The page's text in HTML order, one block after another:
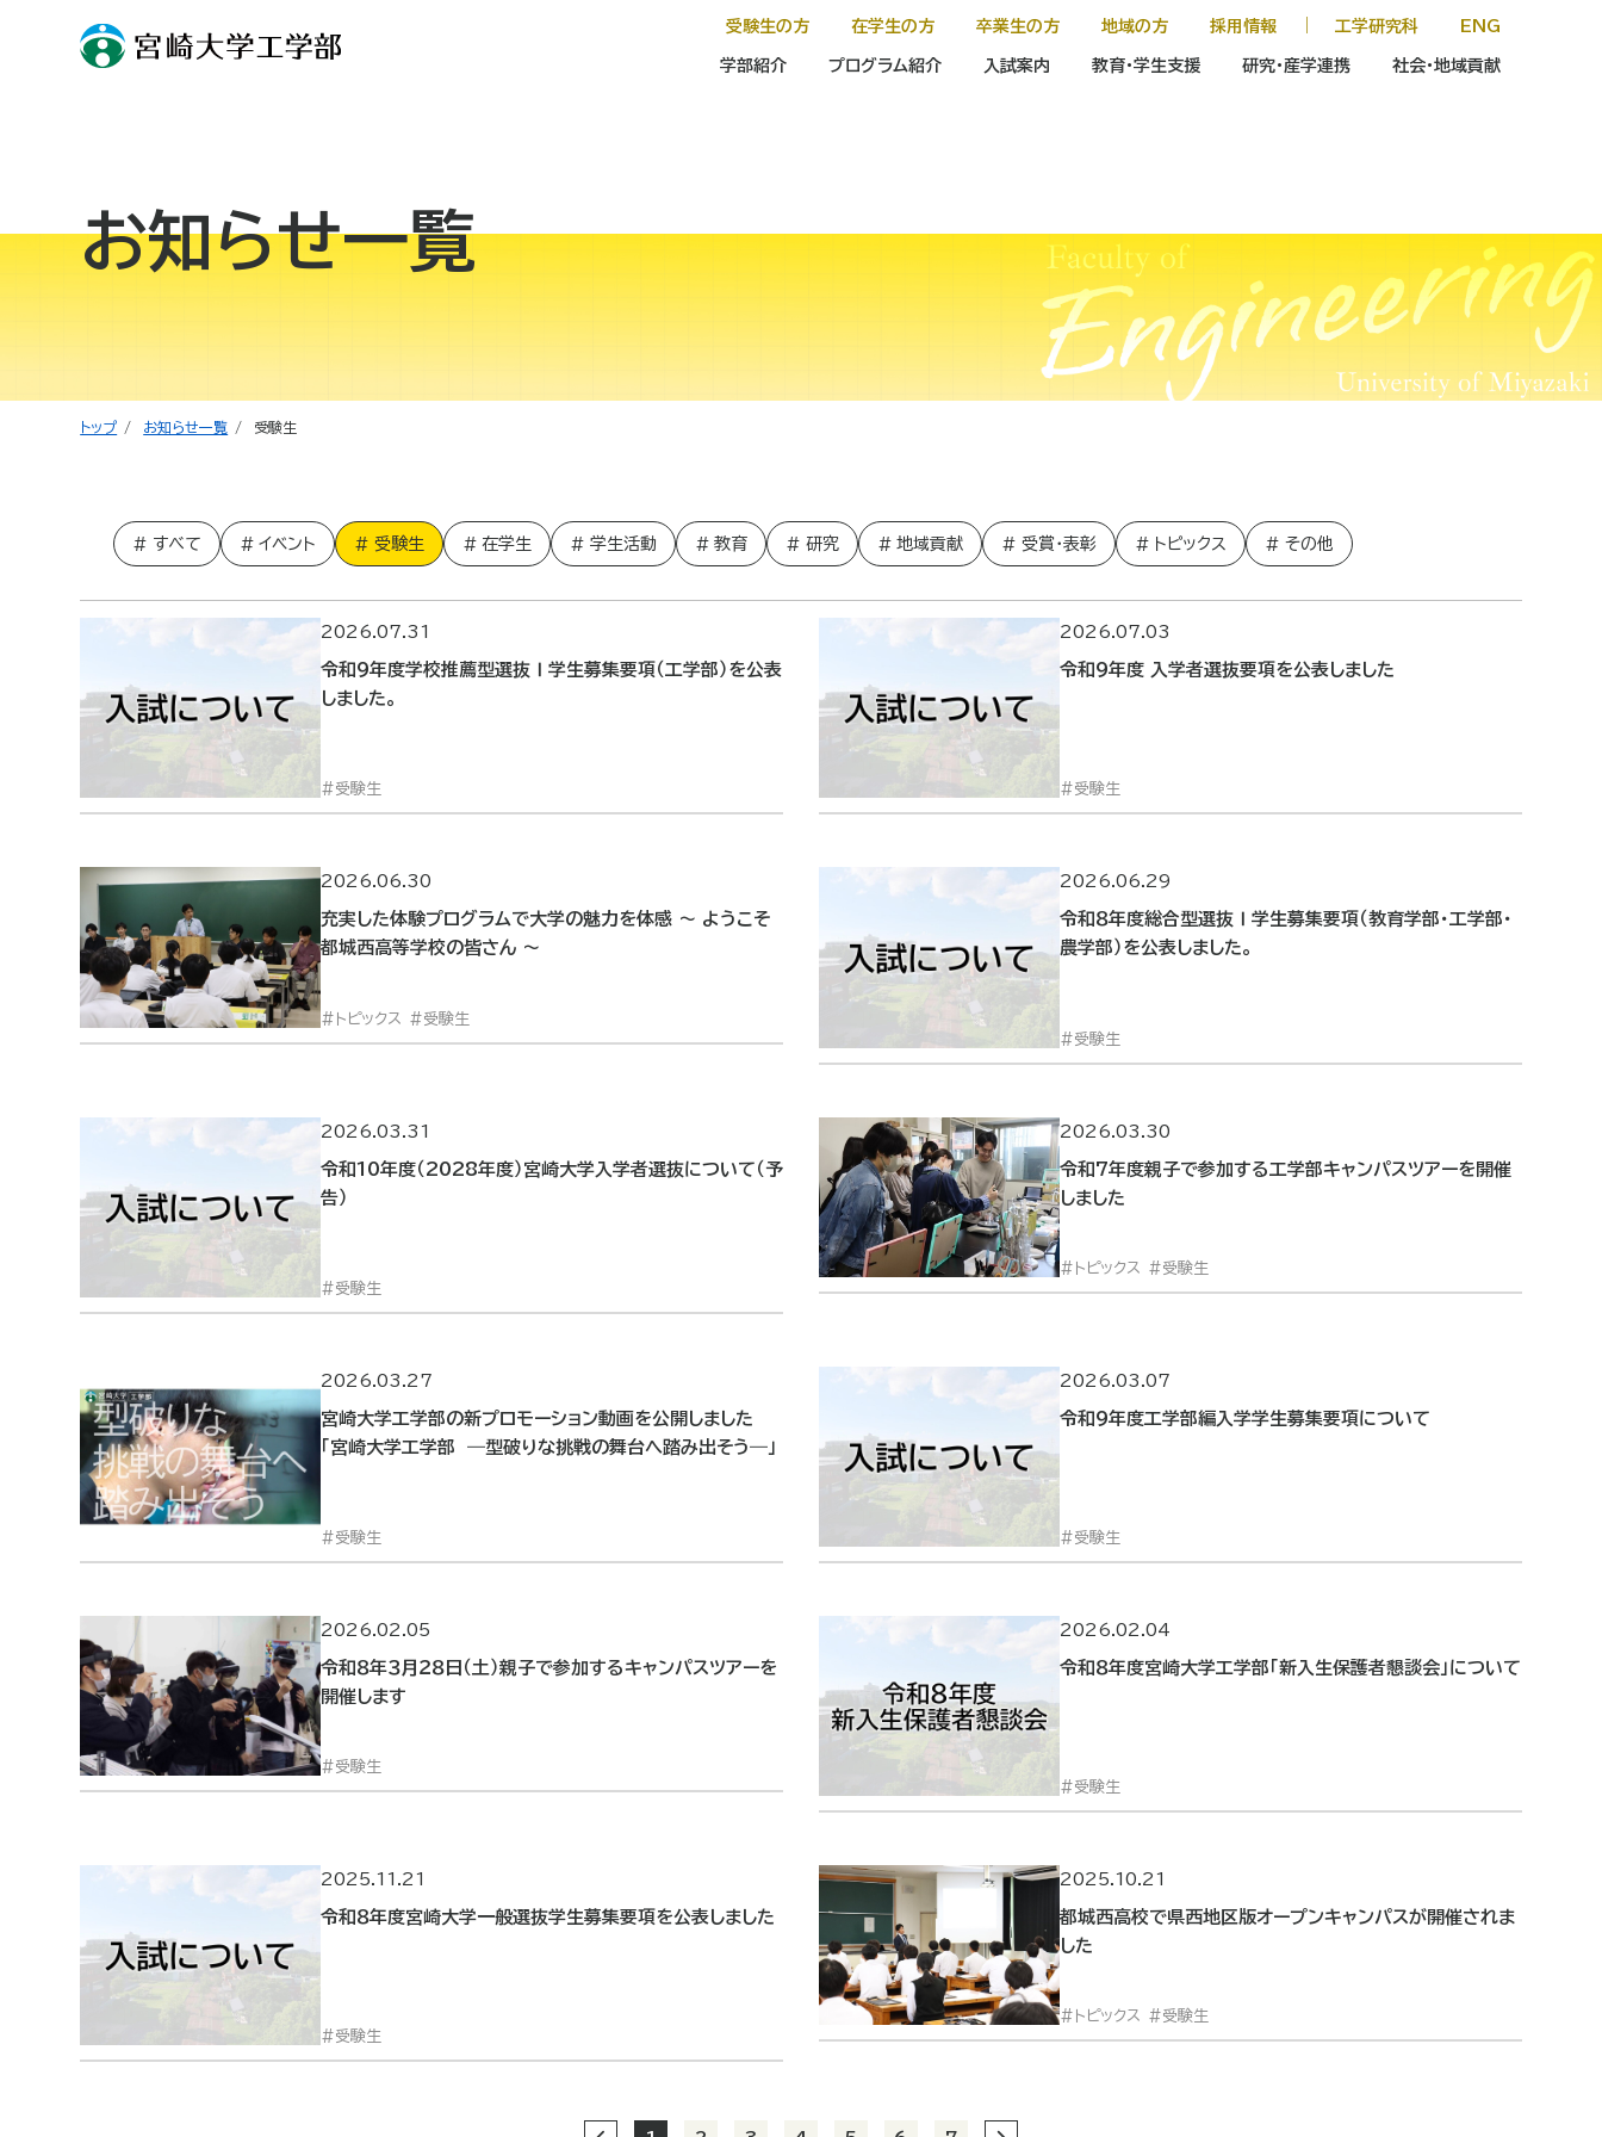
受験生の方 在学生の方 卒業生の方 地域の方 採用情報 工学研究科 ENG
学部紹介 プログラム紹介 入試案内 教育・学生支援 研究・産学連携 社会・地域貢献
お知らせ一覧
トップ お知らせ一覧 受験生
すべて イベント 受験生 在学生 学生活動 教育 研究 地域貢献 受賞・表彰 トピックス その他
2026.07.31
令和９年度学校推薦型選抜Ⅰ学生募集要項（工学部）を公表
しました。
受験生
2026.07.03
令和９年度 入学者選抜要項を公表しました
受験生
2026.06.30
充実した体験プログラムで大学の魅力を体感 ～ ようこそ
都城西高等学校の皆さん ～
トピックス 受験生
2026.06.29
令和８年度総合型選抜Ⅰ学生募集要項（教育学部・工学部・
農学部）を公表しました。
受験生
2026.03.31
令和10年度（2028年度）宮崎大学入学者選抜について（予
告）
受験生
2026.03.30
令和7年度親子で参加する工学部キャンパスツアーを開催
しました
トピックス 受験生
2026.03.27
宮崎大学工学部の新プロモーション動画を公開しました
「宮崎大学工学部 ―型破りな挑戦の舞台へ踏み出そう―」
受験生
2026.03.07
令和９年度工学部編入学学生募集要項について
受験生
2026.02.05
令和８年３月２８日（土）親子で参加するキャンパスツアーを
開催します
受験生
2026.02.04
令和８年度宮崎大学工学部「新入生保護者懇談会」について
受験生
2025.11.21
令和８年度宮崎大学一般選抜学生募集要項を公表しました
受験生
2025.10.21
都城西高校で県西地区版オープンキャンパスが開催されま
した
トピックス 受験生